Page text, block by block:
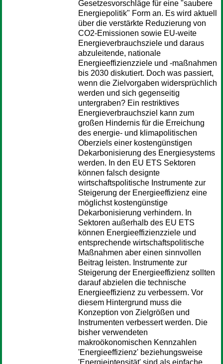
Gesetzesvorschläge für eine "saubere
Energiepolitik" Form an. Es wird aktuell
über die verstärkte Reduzierung von
CO2-Emissionen sowie EU-weite
Energieverbrauchsziele und daraus
abzuleitende, nationale
Energieeffizienzziele und -maßnahmen
bis 2030 diskutiert. Doch was passiert,
wenn die Zielvorgaben widersprüchlich
werden und sich gegenseitig
untergraben? Ein restriktives
Energieverbrauchsziel kann zum
großen Hindernis für die Erreichung
des energie- und klimapolitischen
Oberziels einer kostengünstigen
Dekarbonisierung des Energiesystems
werden. In den EU ETS Sektoren
können falsch designte
wirtschaftspolitische Instrumente zur
Steigerung der Energieeffizienz eine
möglichst kostengünstige
Dekarbonisierung verhindern. In
Sektoren außerhalb des EU ETS
können Energieeffizienzziele und
entsprechende wirtschaftspolitische
Maßnahmen aber einen sinnvollen
Beitrag leisten. Instrumente zur
Steigerung der Energieeffizienz sollten
darauf abzielen die technische
Energieeffizienz zu verbessern. Vor
diesem Hintergrund muss die
Konzeption von Zielgrößen und
Instrumenten verbessert werden. Die
bisher verwendeten
makroökonomischen Kennzahlen
'Energieeffizienz' beziehungsweise
'Energieintensität' sind als einfache